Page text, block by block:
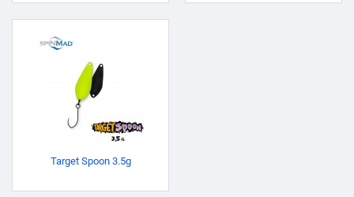
Target Spoon 3.5g